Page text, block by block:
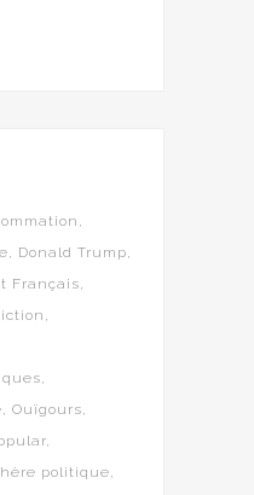
Donald Trump
Français
Ouïgours
politique